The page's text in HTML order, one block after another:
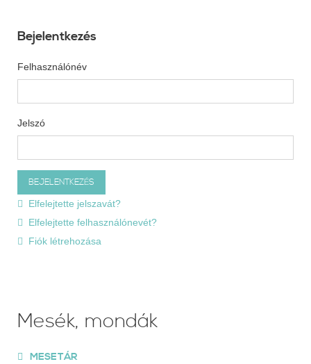
Bejelentkezés
Felhasználónév
Jelszó
Elfelejtette jelszavát?
Elfelejtette felhasználónevét?
Fiók létrehozása
Mesék, mondák
MESETÁR